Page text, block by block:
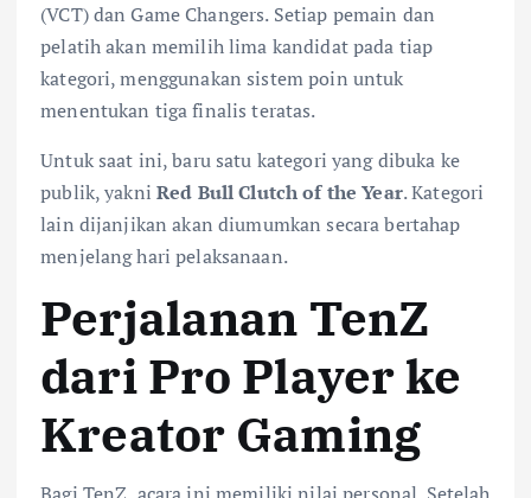
(VCT) dan Game Changers. Setiap pemain dan
pelatih akan memilih lima kandidat pada tiap
kategori, menggunakan sistem poin untuk
menentukan tiga finalis teratas.
Untuk saat ini, baru satu kategori yang dibuka ke
publik, yakniRed Bull Clutch of the Year. Kategori
lain dijanjikan akan diumumkan secara bertahap
menjelang hari pelaksanaan.
Perjalanan TenZ
dari Pro Player ke
Kreator Gaming